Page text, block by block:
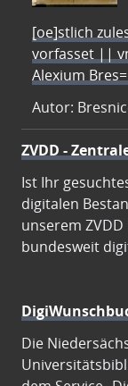
[oe]stlich
vorfasset ||
Alexium
Autor:
ZVDD -
Ist Ihr
digitalen
unserem
bundesweit
Die